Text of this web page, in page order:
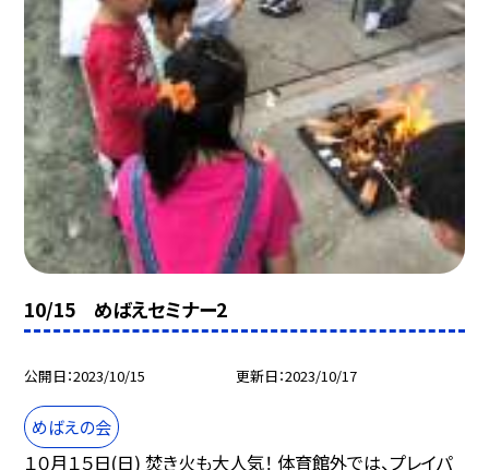
10/15 めばえセミナー2
公開日 2023/10/15 更新日 2023/10/17
めばえの会
１０月１５日(日) 焚き火も大人気！ 体育館外では、プレイパ